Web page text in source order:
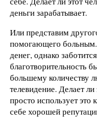
деньги зарабатывает.
Или представим
помогающего больным.
денег, однако
благотворительность
большему количеству
телевидение. Делает
просто использует это
себе хорошей